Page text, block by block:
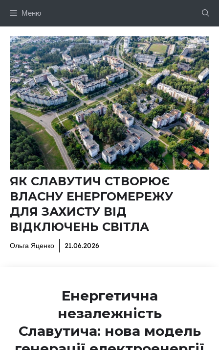
Меню
ЯК СЛАВУТИЧ СТВОРЮЄ
ВЛАСНУ ЕНЕРГОМЕРЕЖУ
ДЛЯ ЗАХИСТУ ВІД
ВІДКЛЮЧЕНЬ СВІТЛА
Ольга Яценко 21.06.2026
Енергетична
незалежність
Славутича: нова модель